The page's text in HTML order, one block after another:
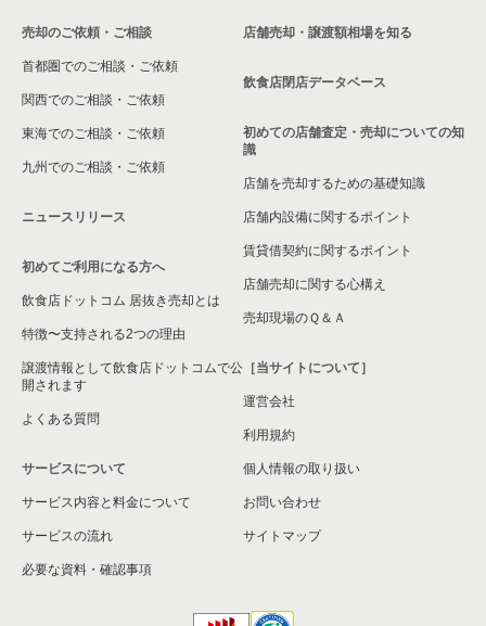
売却のご依頼・ご相談
首都圏でのご相談・ご依頼
関西でのご相談・ご依頼
東海でのご相談・ご依頼
九州でのご相談・ご依頼
ニュースリリース
初めてご利用になる方へ
飲食店ドットコム 居抜き売却とは
特徴〜支持される2つの理由
譲渡情報として飲食店ドットコムで公
開されます
よくある質問
サービスについて
サービス内容と料金について
サービスの流れ
必要な資料・確認事項
店舗売却・譲渡額相場を知る
飲食店閉店データベース
初めての店舗査定・売却についての知
識
店舗を売却するための基礎知識
店舗内設備に関するポイント
賃貸借契約に関するポイント
店舗売却に関する心構え
売却現場のＱ＆Ａ
［当サイトについて］
運営会社
利用規約
個人情報の取り扱い
お問い合わせ
サイトマップ